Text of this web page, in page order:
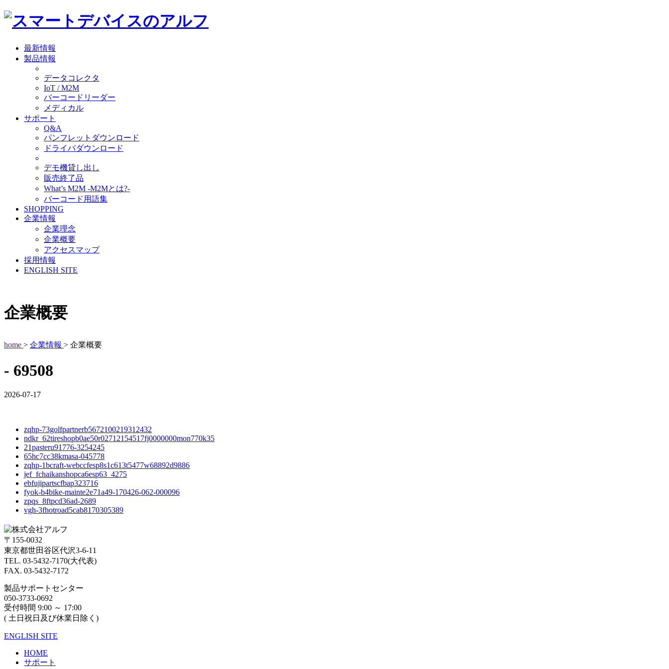
最新情報
製品情報
データコレクタ
IoT / M2M
バーコードリーダー
メディカル
サポート
Q&A
パンフレットダウンロード
ドライバダウンロード
デモ機貸し出し
販売終了品
What’s M2M -M2Mとは?-
バーコード用語集
SHOPPING
企業情報
企業理念
企業概要
アクセスマップ
採用情報
ENGLISH SITE
企業概要
home > 企業情報 > 企業概要
- 69508
2026-07-17
zqhp-73golfpartnerb5672100219312432
ndkr_62tireshopb0ae50r02712154517fj0000000mon770k35
21pasteru91776-3254245
65hc7cc38kmasa-045778
zqhp-1bcraft-webccfesp8s1c613t5477w68892d9886
jef_fchaikanshopca6esp63_4275
ebfujipartscfbap323716
fyok-b4bike-mainte2e71a49-170426-062-000096
zpqs_8ftpcd36ad-2689
vgh-3fhotroad5cab8170305389
〒155-0032
東京都世田谷区代沢3-6-11
TEL. 03-5432-7170(大代表)
FAX. 03-5432-7172
製品サポートセンター
050-3733-0692
受付時間 9:00 ～ 17:00
( 土日祝日及び休業日除く)
ENGLISH SITE
HOME
サポート